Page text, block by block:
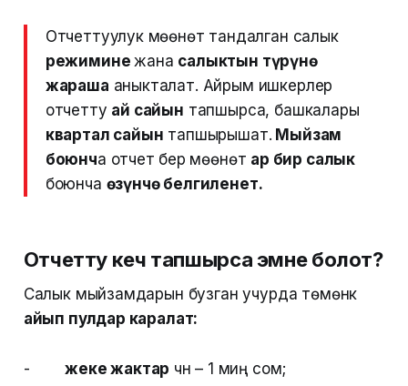
Отчеттуулук мөөнөтү тандалган салык
режиминежана салыктын түрүнө
жараша аныкталат. Айрым ишкерлер
отчетту ай сайын тапшырса, башкалары
квартал сайын тапшырышат. Мыйзам
боюнча отчет берүү мөөнөтү ар бир салык
боюнча өзүнчө белгиленет.
Отчетту кеч тапшырса эмне болот?
Салык мыйзамдарын бузган учурда төмөнкү
айып пулдар каралат:
-жеке жактар үчүн – 1 миң сом;